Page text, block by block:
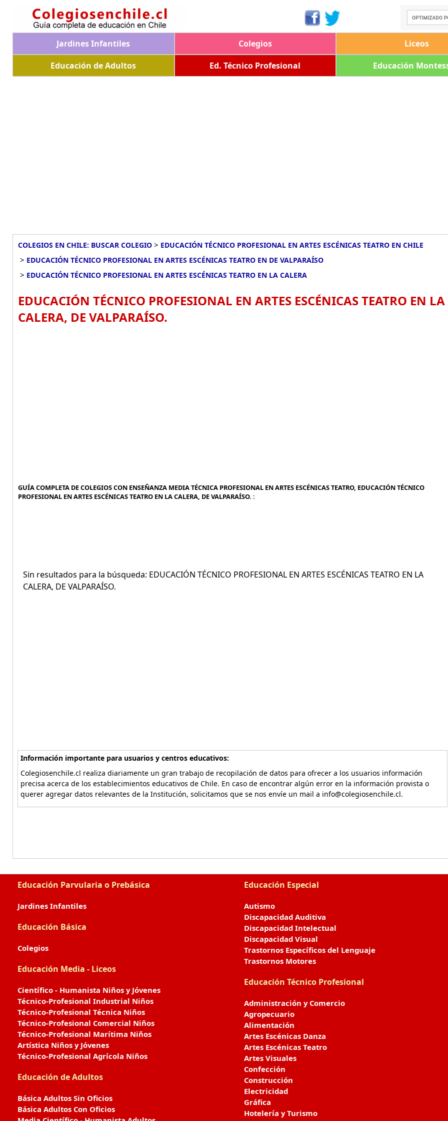
Jardines Infantiles Colegios Liceos
Educación de Adultos
Ed. Técnico Profesional Educación
COLEGIOS EN CHILE: BUSCAR COLEGIO > EDUCACIÓN TÉCNICO PROFESIONAL EN ARTES ESCÉNICAS TEATRO EN CHILE
> EDUCACIÓN TÉCNICO PROFESIONAL EN ARTES ESCÉNICAS TEATRO EN DE VALPARAÍSO
> EDUCACIÓN TÉCNICO PROFESIONAL EN ARTES ESCÉNICAS TEATRO EN LA CALERA
EDUCACIÓN TÉCNICO PROFESIONAL EN ARTES ESCÉNICAS TEATRO EN LA
CALERA, DE VALPARAÍSO.
GUÍA COMPLETA DE COLEGIOS CON ENSEÑANZA MEDIA TÉCNICA PROFESIONAL EN ARTES ESCÉNICAS TEATRO, EDUCACIÓN TÉCNICO
PROFESIONAL EN ARTES ESCÉNICAS TEATRO EN LA CALERA, DE VALPARAÍSO. :
Sin resultados para la búsqueda: EDUCACIÓN TÉCNICO PROFESIONAL EN ARTES ESCÉNICAS TEATRO EN LA
CALERA, DE VALPARAÍSO.
Información importante para usuarios y centros educativos:
Colegiosenchile.cl realiza diariamente un gran trabajo de recopilación de datos para ofrecer a los usuarios información
precisa acerca de los establecimientos educativos de Chile. En caso de encontrar algún error en la información provista o
querer agregar datos relevantes de la Institución, solicitamos que se nos envíe un mail a info@colegiosenchile.cl.
Educación Parvularia o Prebásica
Jardines Infantiles
Educación Básica
Colegios
Educación Media - Liceos
Científico - Humanista Niños y Jóvenes
Técnico-Profesional Industrial Niños
Técnico-Profesional Técnica Niños
Técnico-Profesional Comercial Niños
Técnico-Profesional Marítima Niños
Artística Niños y Jóvenes
Técnico-Profesional Agrícola Niños
Educación de Adultos
Básica Adultos Sin Oficios
Básica Adultos Con Oficios
Educación Especial
Autismo
Discapacidad Auditiva
Discapacidad Intelectual
Discapacidad Visual
Trastornos Específicos del Lenguaje
Trastornos Motores
Educación Técnico Profesional
Administración y Comercio
Agropecuario
Alimentación
Artes Escénicas Danza
Artes Escénicas Teatro
Artes Visuales
Confección
Construcción
Electricidad
Gráfica
Hotelería y Turismo